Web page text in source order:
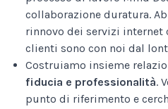
collaborazione duratura.
rinnovo dei servizi internet
clienti sono con noi dal
Costruiamo insieme
fiducia e professionalità.
punto di riferimento e